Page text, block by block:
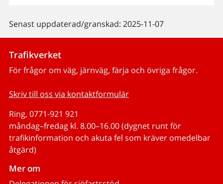
Senast uppdaterad/granskad: 2025-11-07
Trafikverket
För frågor om väg, järnväg, färja och övriga frågor.
Skriv till oss via kontaktformulär
Ring, 0771-921 921
måndag–fredag kl. 8.00–16.00 (dygnet runt för
trafikinformation och akuta fel som kräver omedelbar
åtgärd)
Mer om